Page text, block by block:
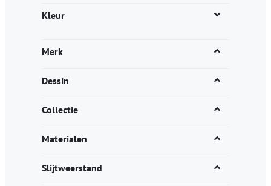
Kleur
Merk
Dessin
Collectie
Materialen
Slijtweerstand